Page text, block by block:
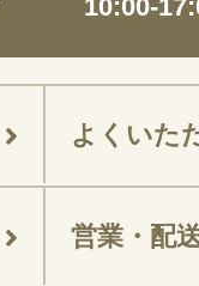
10:00-
よくいた
営業・配